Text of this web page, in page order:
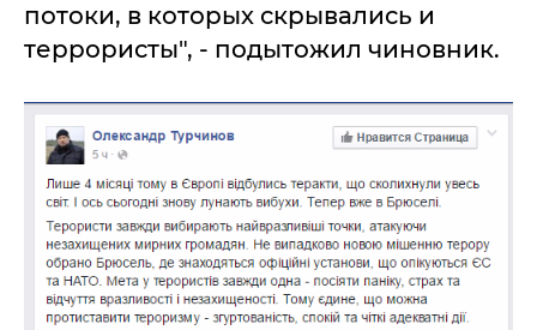
потоки, в которых скрывались и
террористы", - подытожил чиновник.